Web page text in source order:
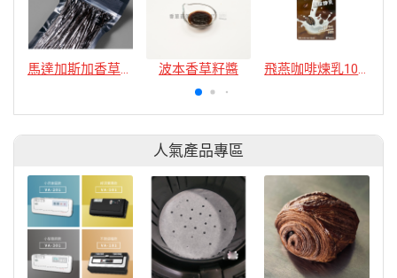
馬達加斯加香草莢 18cm 量多組 波本香草籽醬 飛燕咖啡煉乳10G隨身包
人氣產品專區